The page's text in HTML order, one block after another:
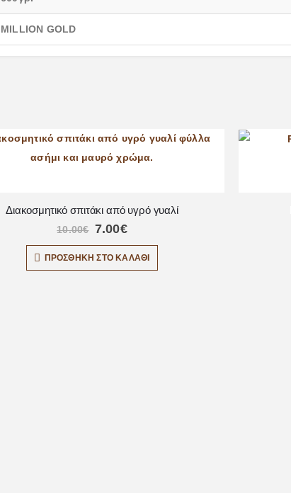
MILLION GOLD
Διακοσμητικό σπιτάκι από υγρό γυαλί
10.00€ 7.00€
ΠΡΟΣΘΉΚΗ ΣΤΟ ΚΑΛΆΘΙ